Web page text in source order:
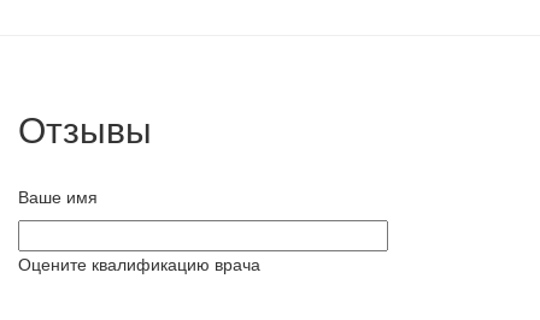
Отзывы
Ваше имя
Оцените квалификацию врача